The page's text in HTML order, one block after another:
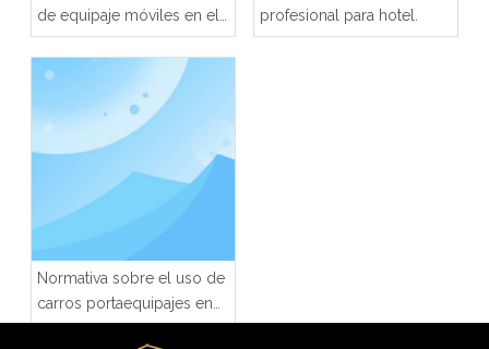
de equipaje móviles en el
hotel
profesional para hotel.
Normativa sobre el uso de
carros portaequipajes en
hoteles